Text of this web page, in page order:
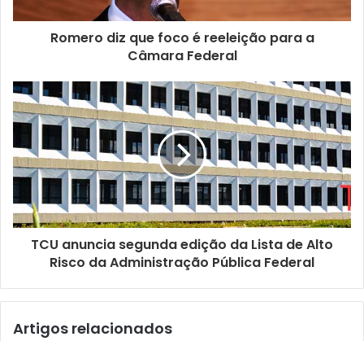
e
e
m
i
l
Romero diz que foco é reeleição para a
Câmara Federal
TCU anuncia segunda edição da Lista de Alto
Risco da Administração Pública Federal
Artigos relacionados